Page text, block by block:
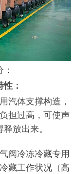
：
汽体支撑构造，
担过高，可使声
放出来。
阀冷冻冷藏专用
藏工作状况（高